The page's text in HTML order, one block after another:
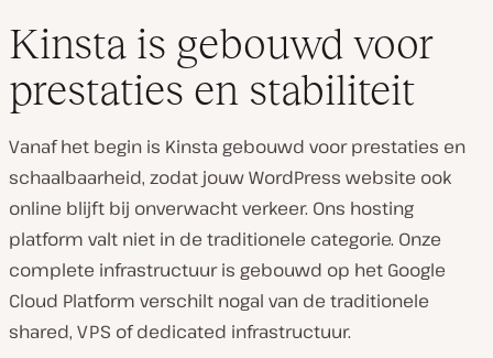
Kinsta is gebouwd voor
prestaties en stabiliteit
Vanaf het begin is Kinsta gebouwd voor prestaties en
schaalbaarheid, zodat jouw WordPress website ook
online blijft bij onverwacht verkeer. Ons hosting
platform valt niet in de traditionele categorie. Onze
complete infrastructuur is gebouwd op het Google
Cloud Platform verschilt nogal van de traditionele
shared, VPS of dedicated infrastructuur.